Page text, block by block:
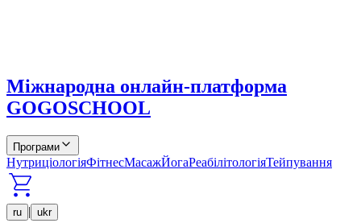
Міжнародна онлайн-платформа
GOGOSCHOOL
Програми
НутриціологіяФітнесМасажЙогаРеабілітологіяТейпування
ru | ukr